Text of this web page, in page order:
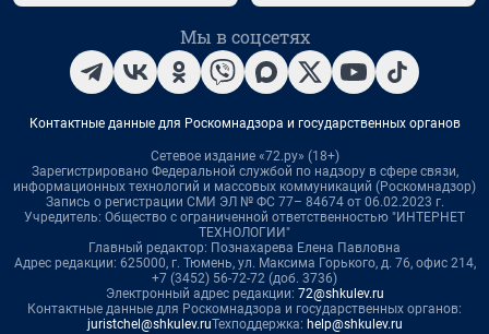
Мы в соцсетях
Контактные данные для Роскомнадзора и государственных органов
Сетевое издание «72.ру» (18+)
Зарегистрировано Федеральной службой по надзору в сфере связи,
информационных технологий и массовых коммуникаций (Роскомнадзор)
Запись о регистрации СМИ ЭЛ № ФС 77– 84674 от 06.02.2023 г.
Учредитель: Общество с ограниченной ответственностью "ИНТЕРНЕТ
ТЕХНОЛОГИИ"
Главный редактор: Познахарева Елена Павловна
Адрес редакции: 625000, г. Тюмень, ул. Максима Горького, д. 76, офис 214,
+7 (3452) 56-72-72 (доб. 3736)
Электронный адрес редакции: 72@shkulev.ru
Контактные данные для Роскомнадзора и государственных органов:
juristchel@shkulev.ruТехподдержка: help@shkulev.ru